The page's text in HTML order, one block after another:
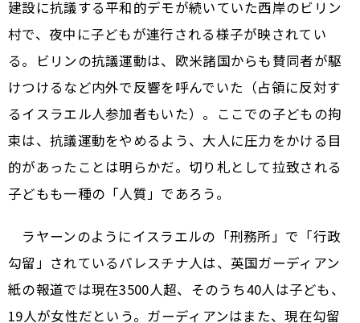
建設に抗議する平和的デモが続いていた西岸のビリン
村で、夜中に子どもが連行される様子が映されてい
る。ビリンの抗議運動は、欧米諸国からも賛同者が駆
けつけるなど内外で反響を呼んでいた（占領に反対す
るイスラエル人参加者もいた）。ここでの子どもの拘
束は、抗議運動をやめるよう、大人に圧力をかける目
的があったことは明らかだ。切り札として拉致される
子どもも一種の「人質」であろう。
ラヤーンのようにイスラエルの「刑務所」で「行政
勾留」されているパレスチナ人は、英国ガーディアン
紙の報道では現在3500人超、そのうち40人は子ども、
19人が女性だという。ガーディアンはまた、現在勾留